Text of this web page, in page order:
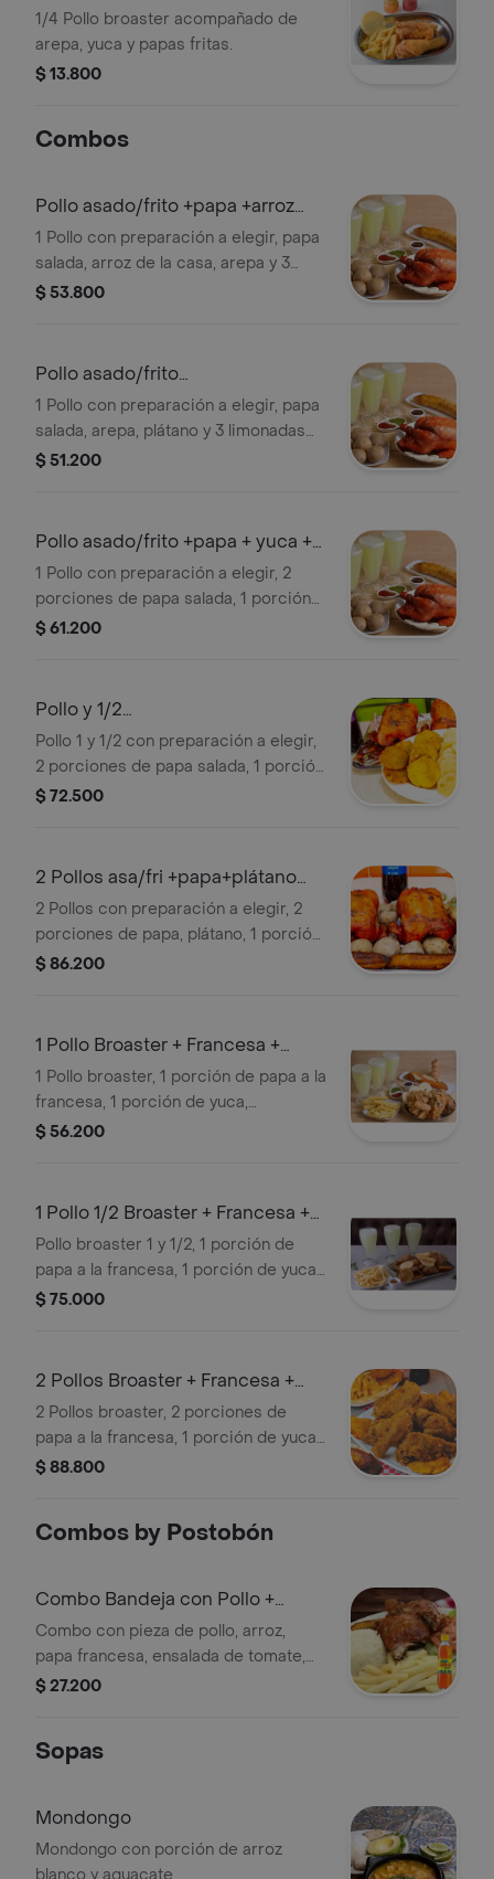
1/4 Pollo broaster acompañado de
arepa, yuca y papas fritas.
$ 13.800
Combos
Pollo asado/frito +papa +arroz
+limondas
1 Pollo con preparación a elegir, papa
salada, arroz de la casa, arepa y 3
limonadas naturales 16,1 oz.
$ 53.800
Pollo asado/frito
+papa+plátano+limonada
1 Pollo con preparación a elegir, papa
salada, arepa, plátano y 3 limonadas
naturales 16,1 oz.
$ 51.200
Pollo asado/frito +papa + yuca +
plátano
1 Pollo con preparación a elegir, 2
porciones de papa salada, 1 porción
de yuca, plátano y 3 limonadas
$ 61.200
Pollo y 1/2
as/fri+papa+yuca+limonada
Pollo 1 y 1/2 con preparación a elegir,
2 porciones de papa salada, 1 porción
de yuca, plátano con queso, bocadillo
$ 72.500
2 Pollos asa/fri +papa+plátano
+limonada
2 Pollos con preparación a elegir, 2
porciones de papa, plátano, 1 porción
de yuca y 4 limonadas naturales 16,1
$ 86.200
1 Pollo Broaster + Francesa +
Yuca + Patacones
1 Pollo broaster, 1 porción de papa a la
francesa, 1 porción de yuca,
patacones, arepa y 3 limonadas
$ 56.200
1 Pollo 1/2 Broaster + Francesa +
Yuca + Patacón
Pollo broaster 1 y 1/2, 1 porción de
papa a la francesa, 1 porción de yuca,
patacones, arepa y 3 limonadas
$ 75.000
2 Pollos Broaster + Francesa +
Yuca + Patacones
2 Pollos broaster, 2 porciones de
papa a la francesa, 1 porción de yuca,
2 patacones , arepa y 4 limonadas
$ 88.800
Combos by Postobón
Combo Bandeja con Pollo +
Colombiana 400 ml
Combo con pieza de pollo, arroz,
papa francesa, ensalada de tomate,
cebolla y lechuga. Incluye Colombiana
$ 27.200
Sopas
Mondongo
Mondongo con porción de arroz